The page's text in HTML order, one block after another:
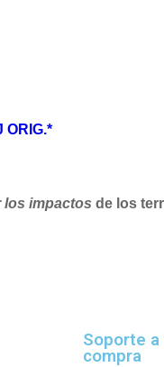
ORIG.*
los impactos de los
Soporte a
compra